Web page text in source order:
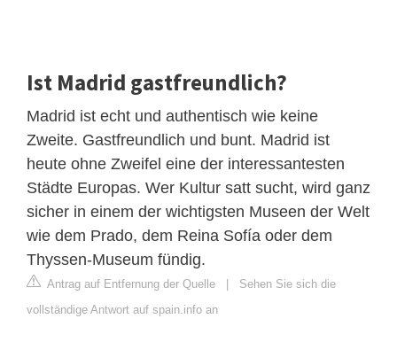
Ist Madrid gastfreundlich?
Madrid ist echt und authentisch wie keine
Zweite. Gastfreundlich und bunt. Madrid ist
heute ohne Zweifel eine der interessantesten
Städte Europas. Wer Kultur satt sucht, wird ganz
sicher in einem der wichtigsten Museen der Welt
wie dem Prado, dem Reina Sofía oder dem
Thyssen-Museum fündig.
Antrag auf Entfernung der Quelle | Sehen Sie sich die
vollständige Antwort auf spain.info an